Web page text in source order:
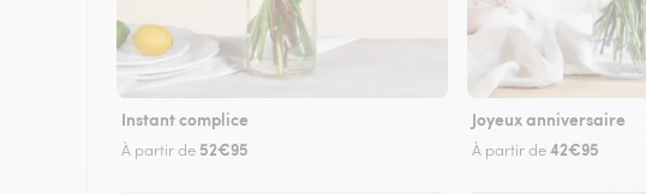
Instant complice
À partir de 52€95
Joyeux anniversaire
À partir de42€95